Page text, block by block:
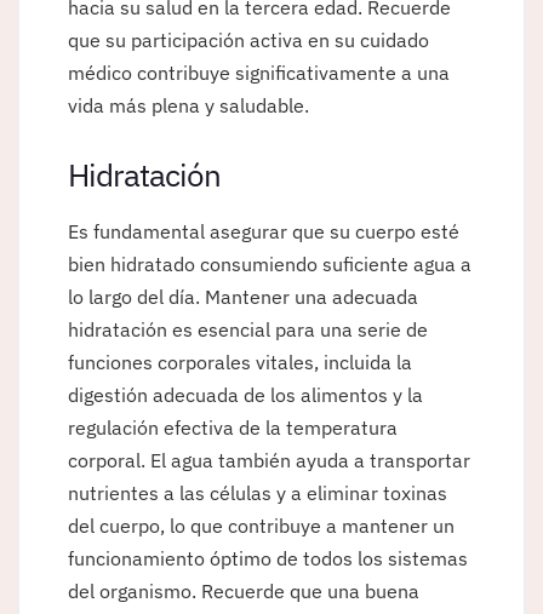
hacia su salud en la tercera edad. Recuerde
que su participación activa en su cuidado
médico contribuye significativamente a una
vida más plena y saludable.
Hidratación
Es fundamental asegurar que su cuerpo esté
bien hidratado consumiendo suficiente agua a
lo largo del día. Mantener una adecuada
hidratación es esencial para una serie de
funciones corporales vitales, incluida la
digestión adecuada de los alimentos y la
regulación efectiva de la temperatura
corporal. El agua también ayuda a transportar
nutrientes a las células y a eliminar toxinas
del cuerpo, lo que contribuye a mantener un
funcionamiento óptimo de todos los sistemas
del organismo. Recuerde que una buena